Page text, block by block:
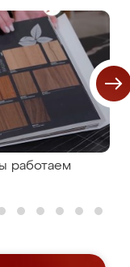
работаем